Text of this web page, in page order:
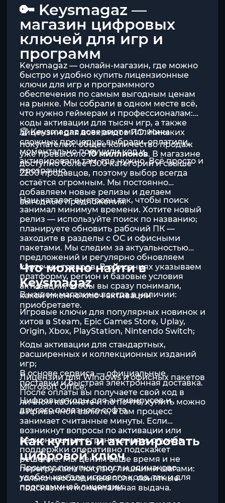
🔑 Keysmagaz —
магазин цифровых
ключей для игр и
программ
Keysmagaz — онлайн-магазин, где можно
быстро и удобно купить лицензионные
ключи для игр и программного
обеспечения по самым выгодным ценам
на рынке. Мы собрали в одном месте всё,
что нужно геймерам и профессионалам:
коды активации для тысяч игр, а также
лицензии для всех видов ПО. Никаких
сложных процедур: выбрали, оплатили,
моментально получили код и
активировали там, где нужно. Всё просто и
прозрачно.
🏆 Keysmagaz доверяют миллионы
покупателей: общее количество продаж
уже превысило10 миллионов. В магазине
доступно более 1300 категорий и свыше
2200 продавцов, поэтому выбор всегда
остаётся огромным. Мы постоянно
добавляем новые релизы и делаем
выгодные предложения.
Наш каталог выстроен так, чтобы поиск
занимал минимум времени. Хотите новый
релиз — используйте поиск по названию;
планируете обновить рабочий ПК —
заходите в разделы с ОС и офисными
пакетами. Мы следим за актуальностью
предложений и регулярно обновляем
карточки товаров. В описаниях указываем
платформу, регион и базовые условия
активации, чтобы вы сразу понимали,
какой именно ключ активации
приобретаете.
Что можно найти в
Keysmagaz
В нашем магазине всегда в наличии:
Игровые ключи для популярных новинок и
хитов в Steam, Epic Games Store, Uplay,
Origin, Xbox, PlayStation, Nintendo Switch;
Коды активации для стандартных,
расширенных и коллекционных изданий
игр;
Лицензии дляWindowsи офисных пакетов
Microsoft Office;
Цифровые коды для антивирусов и
другого полезного софта.
В основе сервиса — официальные
поставки и быстрая электронная доставка.
После оплаты вы получаете свой код в
личном кабинете и по почте; купить можно
в привычной валюте, а сам процесс
занимает считанные минуты. Если
возникнут вопросы по активации или
региональным ограничениям, служба
поддержки оперативно подскажет
решение. Мы ценим ваше время и не
перегружаем покупку лишними шагами:
только необходимые поля, понятные
подсказки и моментальная выдача.
Как купить и активировать
цифровой ключ
Процесс покупки прост и одинаково
удобен как для игрового кода, так и для
программной лицензии: